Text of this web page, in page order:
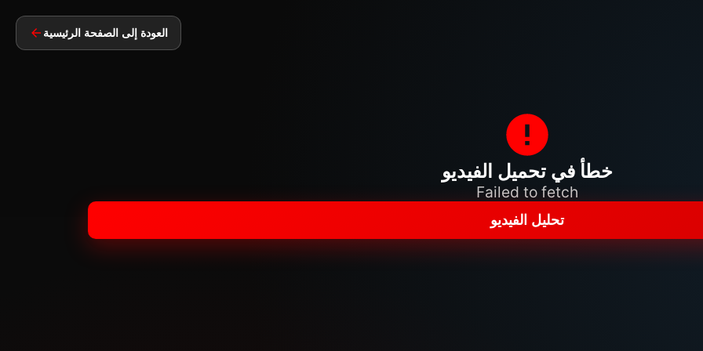
العودة إلى الصفحة الرئيسية
خطأ في تحميل الفيديو
Failed to fetch
تحليل الفيديو